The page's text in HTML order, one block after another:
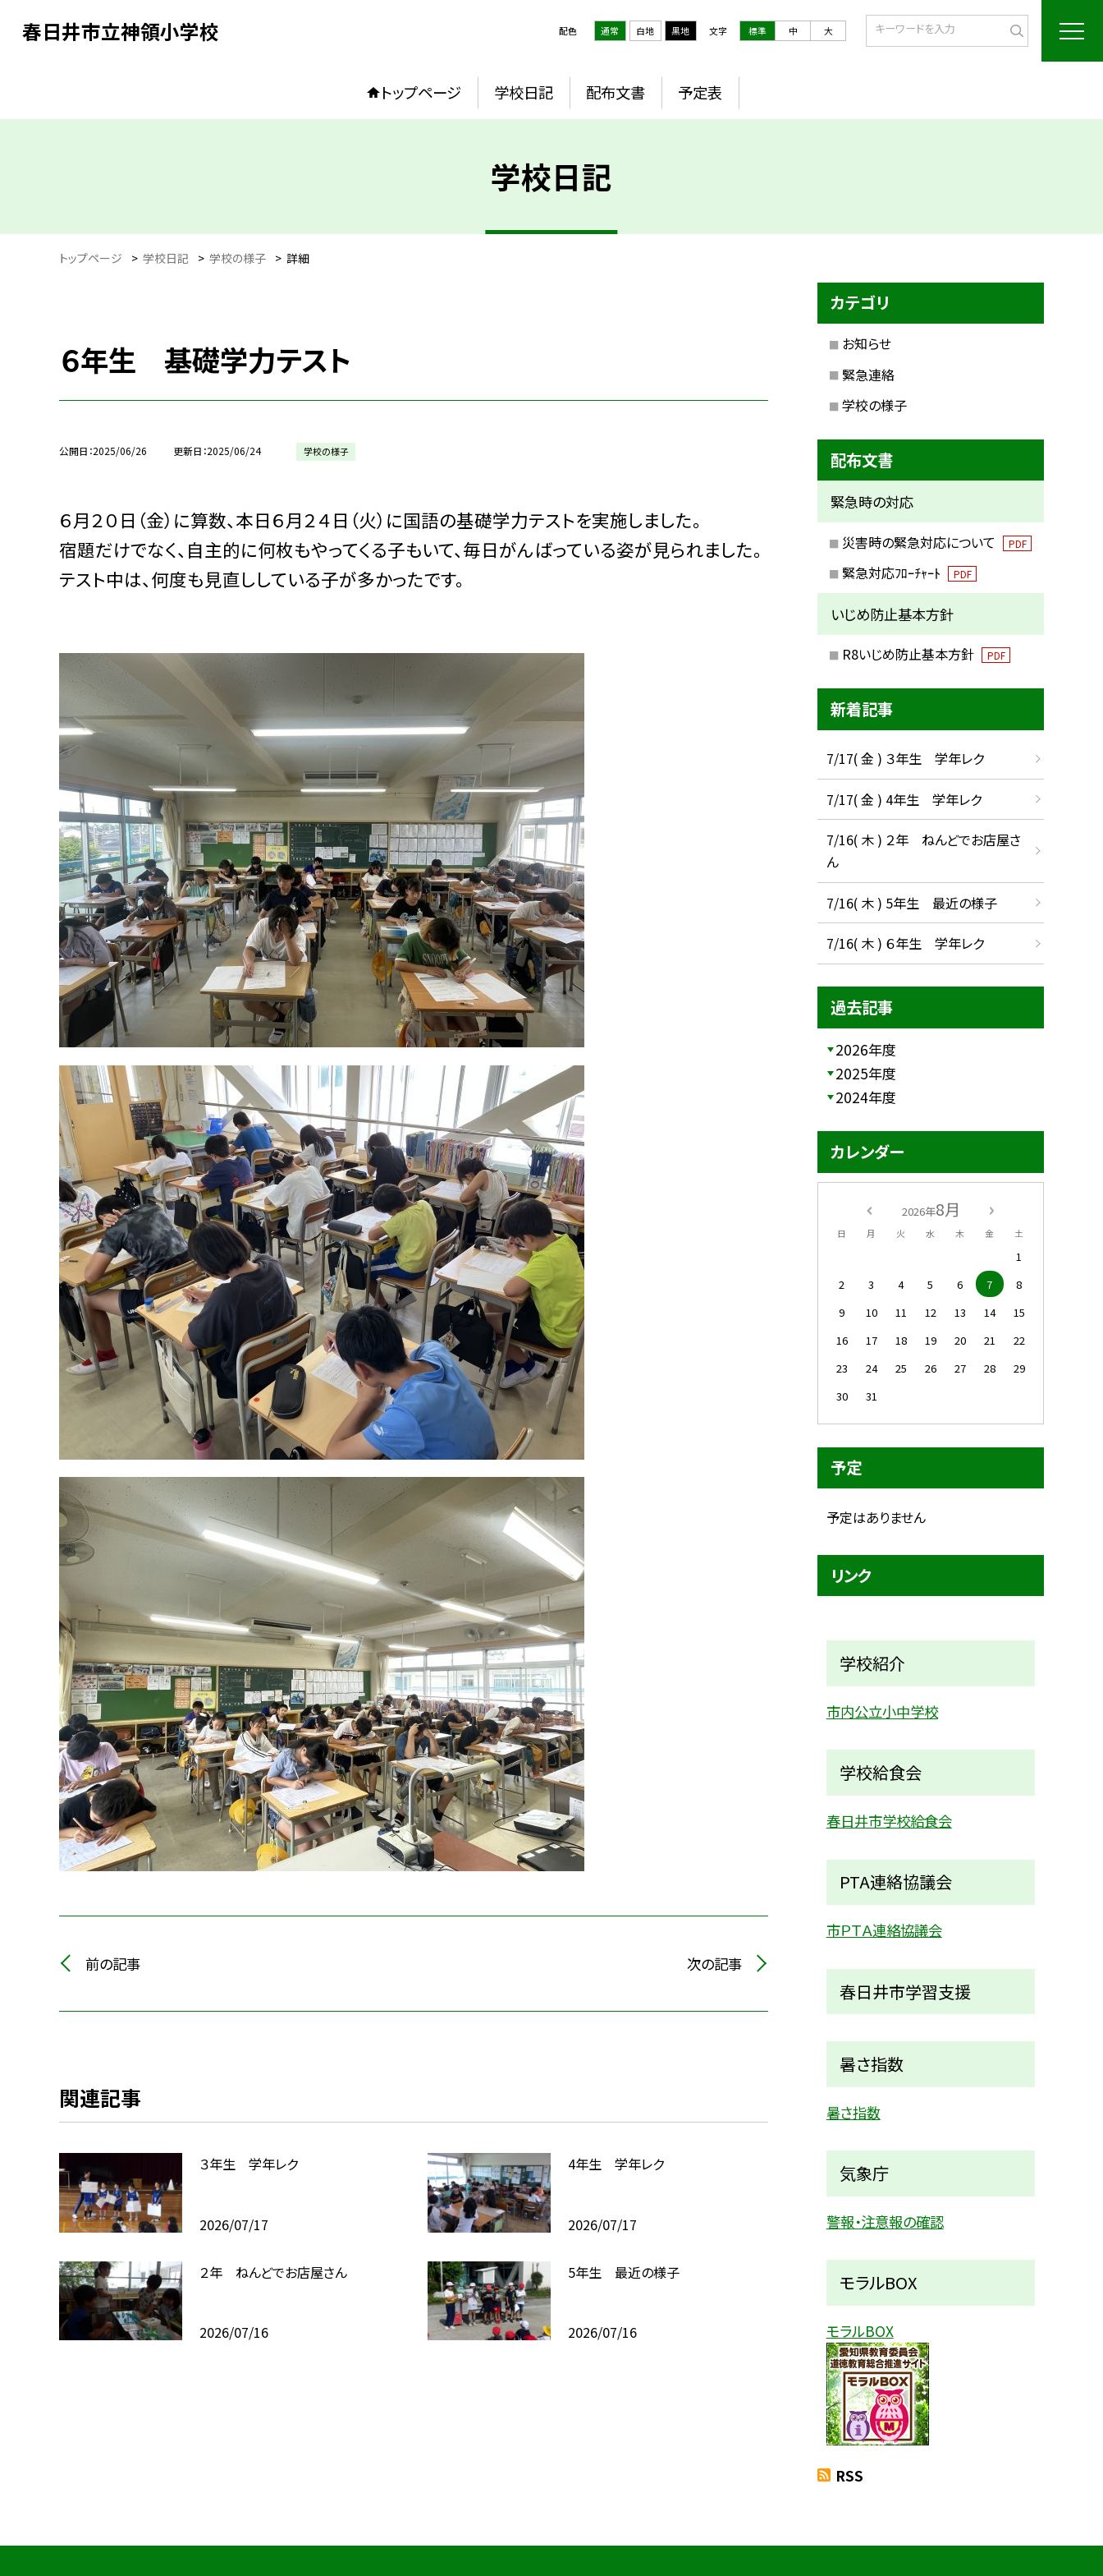
春日井市立神領小学校 配色 通常 白地 黒地 文字 標準 中 大
トップページ 学校日記 配布文書 予定表
学校日記
トップページ > 学校日記 > 学校の様子 > 詳細
６年生 基礎学力テスト
公開日 2025/06/26 更新日 2025/06/24 学校の様子
６月２０日（金）に算数、本日６月２４日（火）に国語の基礎学力テストを実施しました。
宿題だけでなく、自主的に何枚もやってくる子もいて、毎日がんばっている姿が見られました。
テスト中は、何度も見直ししている子が多かったです。
前の記事 次の記事
関連記事
３年生 学年レク
2026/07/17
4年生 学年レク
2026/07/17
２年 ねんどでお店屋さん
2026/07/16
5年生 最近の様子
2026/07/16
カテゴリ
お知らせ
緊急連絡
学校の様子
配布文書
緊急時の対応
災害時の緊急対応について PDF
緊急対応ﾌﾛｰﾁｬｰﾄ PDF
いじめ防止基本方針
R8いじめ防止基本方針 PDF
新着記事
7/17( 金 ) ３年生 学年レク
7/17( 金 ) 4年生 学年レク
7/16( 木 ) ２年 ねんどでお店屋さ
ん
7/16( 木 ) 5年生 最近の様子
7/16( 木 ) ６年生 学年レク
過去記事
2026年度
2025年度
2024年度
カレンダー
2026年8月
日 月 火 水 木 金 土
1
2
3 4 5 6 7
8
9
10 11 12 13 14
15
16
17 18 19 20 21
22
23
24 25 26 27 28
29
30
31
予定
予定はありません
リンク
学校紹介
市内公立小中学校
学校給食会
春日井市学校給食会
PTA連絡協議会
市ＰＴＡ連絡協議会
春日井市学習支援
暑さ指数
暑さ指数
気象庁
警報・注意報の確認
モラルBOX
モラルBOX
RSS